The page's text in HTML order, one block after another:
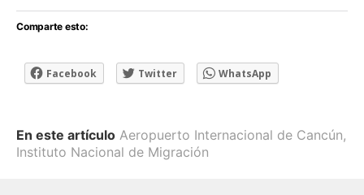
Comparte esto:
Facebook Twitter WhatsApp
En este artículo Aeropuerto Internacional de Cancún,
Instituto Nacional de Migración